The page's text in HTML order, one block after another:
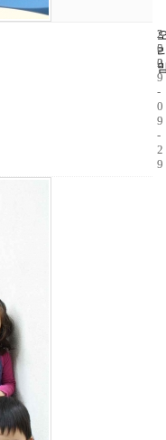
2
5
2
2
0
0
9
-
0
9
-
2
9